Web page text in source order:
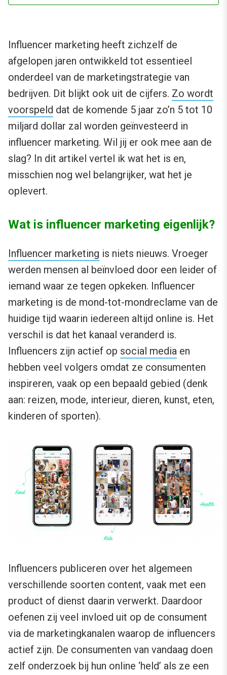
Influencer marketing heeft zichzelf de
afgelopen jaren ontwikkeld tot essentieel
onderdeel van de marketingstrategie van
bedrijven. Dit blijkt ook uit de cijfers. Zo wordt
voorspeld dat de komende 5 jaar zo’n 5 tot 10
miljard dollar zal worden geïnvesteerd in
influencer marketing. Wil jij er ook mee aan de
slag? In dit artikel vertel ik wat het is en,
misschien nog wel belangrijker, wat het je
oplevert.
Wat is influencer marketing eigenlijk?
Influencer marketing is niets nieuws. Vroeger
werden mensen al beïnvloed door een leider of
iemand waar ze tegen opkeken. Influencer
marketing is de mond-tot-mondreclame van de
huidige tijd waarin iedereen altijd online is. Het
verschil is dat het kanaal veranderd is.
Influencers zijn actief op social media en
hebben veel volgers omdat ze consumenten
inspireren, vaak op een bepaald gebied (denk
aan: reizen, mode, interieur, dieren, kunst, eten,
kinderen of sporten).
Influencers publiceren over het algemeen
verschillende soorten content, vaak met een
product of dienst daarin verwerkt. Daardoor
oefenen zij veel invloed uit op de consument
via de marketingkanalen waarop de influencers
actief zijn. De consumenten van vandaag doen
zelf onderzoek bij hun online ‘held’ als ze een